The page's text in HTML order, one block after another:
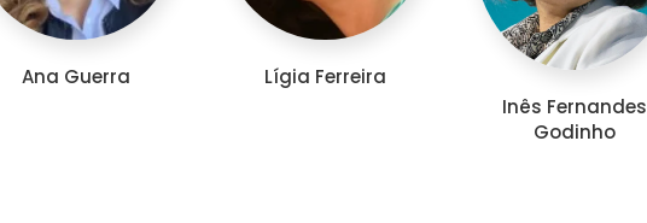
Ana Guerra
Lígia Ferreira
Inês Fernandes
Godinho